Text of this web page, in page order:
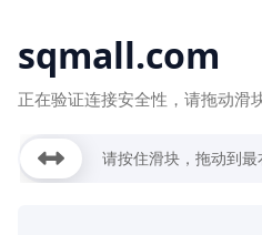
sqmall.com
正在验证连接安全性，请拖动滑
请按住滑块，拖动到最